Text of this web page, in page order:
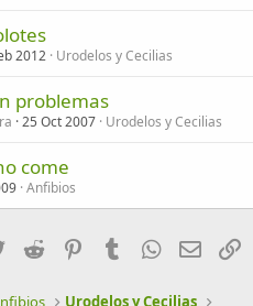
2012 Urodelos y Cecilias
problemas
25 Oct 2007 Urodelos y Cecilias
come
Anfibios
Twitter Reddit PinterestTumblrWhatsApp
Email
Urodelos y Cecilias